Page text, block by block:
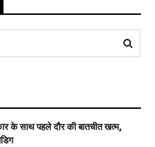
के साथ पहले दौर की बातचीत खत्म,